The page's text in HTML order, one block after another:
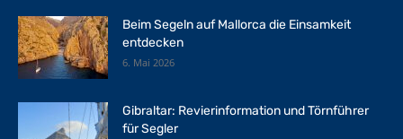
Beim Segeln auf Mallorca die Einsamkeit
entdecken
6. Mai 2026
Gibraltar: Revierinformation und Törnführer
für Segler